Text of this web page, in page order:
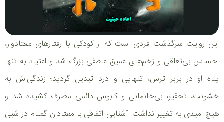
این روایت سرگذشت فردی است که از کودکی با رفتارهای معتادوار،
احساس بی‌تعلقی و زخم‌های عمیق عاطفی بزرگ شد و اعتیاد به تنها
پناه او در برابر ترس، تنهایی و درد تبدیل گردید؛ زندگی‌اش به
خشونت، تحقیر، بی‌خانمانی و کابوس دائمی مصرف کشیده شد و
هیچ امیدی به تغییر نداشت. آشنایی اتفاقی با معتادان گمنام در شبی